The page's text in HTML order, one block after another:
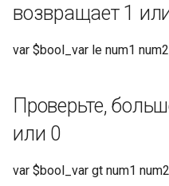
Преобразование
временной метки в
местное время в
временная метка
Возврат текущей
временной метки
возвращает 1
var $bool_var le num1
Проверьте,
или 0
var $bool_var gt num1